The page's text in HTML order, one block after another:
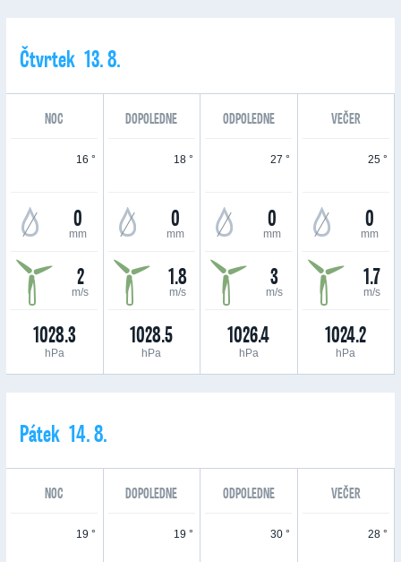
Čtvrtek 13. 8.
NOC DOPOLEDNE ODPOLEDNE VEČER
16 °
0
mm
2
m/s
1028.3
hPa
18 °
0
mm
1.8
m/s
1028.5
hPa
27 °
0
mm
3
m/s
1026.4
hPa
25 °
0
mm
1.7
m/s
1024.2
hPa
Pátek 14. 8.
NOC DOPOLEDNE ODPOLEDNE VEČER
19 ° 19 ° 30 ° 28 °